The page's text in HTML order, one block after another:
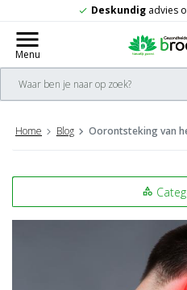
check Deskundig advies
menu
Menu
Home Blog Oorontsteking van
category